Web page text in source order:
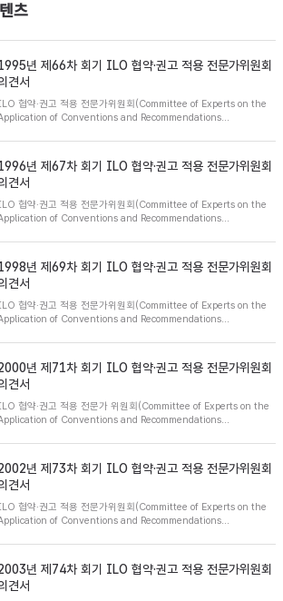
츠
년 제66차 회기 ILO 협약·권고 적용 전문가위원회
견서
협약·권고 적용 전문가위원회(Committee of Experts on the
of Conventions and Recommendations...
년 제67차 회기 ILO 협약·권고 적용 전문가위원회
견서
협약·권고 적용 전문가위원회(Committee of Experts on the
of Conventions and Recommendations...
년 제69차 회기 ILO 협약·권고 적용 전문가위원회
견서
협약·권고 적용 전문가위원회(Committee of Experts on the
of Conventions and Recommendations...
년 제71차 회기 ILO 협약·권고 적용 전문가위원회
견서
협약·권고 적용 전문가 위원회(Committee of Experts on the
of Conventions and Recommendations...
년 제73차 회기 ILO 협약·권고 적용 전문가위원회
견서
협약·권고 적용 전문가위원회(Committee of Experts on the
of Conventions and Recommendations...
년 제74차 회기 ILO 협약·권고 적용 전문가위원회
견서